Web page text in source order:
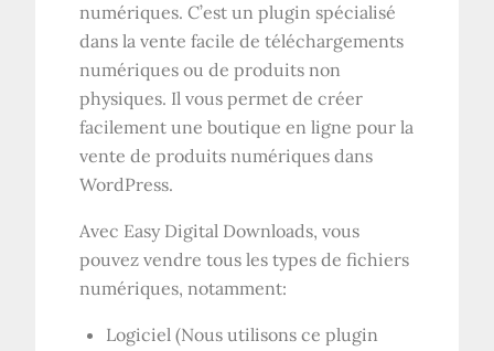
numériques. C’est un plugin spécialisé
dans la vente facile de téléchargements
numériques ou de produits non
physiques. Il vous permet de créer
facilement une boutique en ligne pour la
vente de produits numériques dans
WordPress.
Avec Easy Digital Downloads, vous
pouvez vendre tous les types de fichiers
numériques, notamment:
Logiciel (Nous utilisons ce plugin